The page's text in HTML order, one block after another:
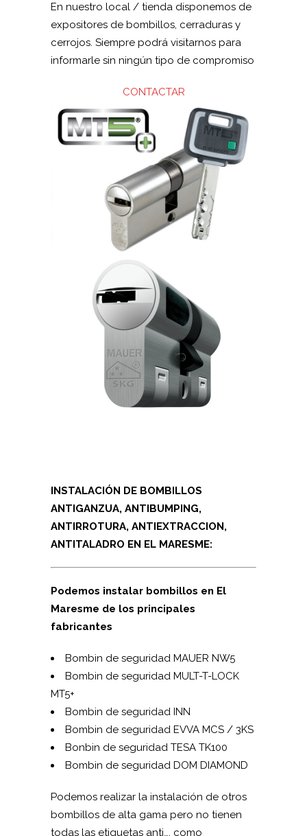
En nuestro local / tienda disponemos de
expositores de bombillos, cerraduras y
cerrojos. Siempre podrá visitarnos para
informarle sin ningún tipo de compromiso
CONTACTAR
INSTALACIÓN DE BOMBILLOS
ANTIGANZUA, ANTIBUMPING,
ANTIRROTURA, ANTIEXTRACCION,
ANTITALADRO EN EL MARESME:
Podemos instalar bombillos en El
Maresme de los principales
fabricantes
Bombin de seguridad MAUER NW5
Bombin de seguridad MUL­T-T-LOCK
MT5+
Bombin de seguridad INN
Bombin de seguridad EVVA MCS / 3KS
Bonbin de seguridad TESA TK100
Bombin de seguridad DOM DIAMOND
Podemos realizar la instalación de otros
bombillos de alta gama pero no tienen
todas las etiquetas anti…, como